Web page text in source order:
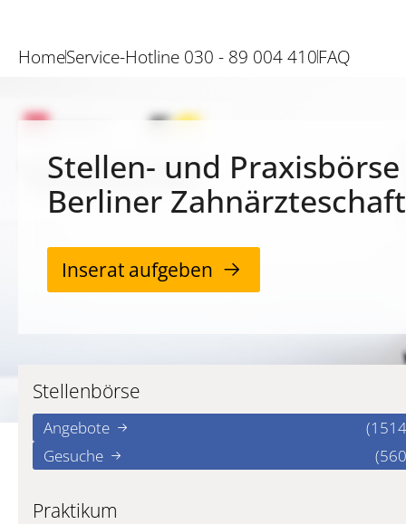
HomeService-Hotline 030 - 89 004 410FAQ
Stellen- und
Berliner Zahnärzteschaft
Inserat aufgeben
Stellenbörse
Angebote
Gesuche
Praktikum